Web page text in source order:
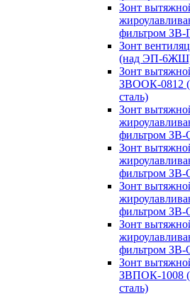
Зонт
фильтром ЗВ-
Зонт
(над ЭП-
Зонт
ЗВООК-0812
сталь)
Зонт
фильтром ЗВ-
Зонт
фильтром ЗВ-
Зонт
фильтром ЗВ-
Зонт
фильтром ЗВ-
Зонт
ЗВПОК-1008
сталь)